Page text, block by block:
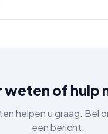
weten of hulp
helpen u graag. Bel
een bericht.